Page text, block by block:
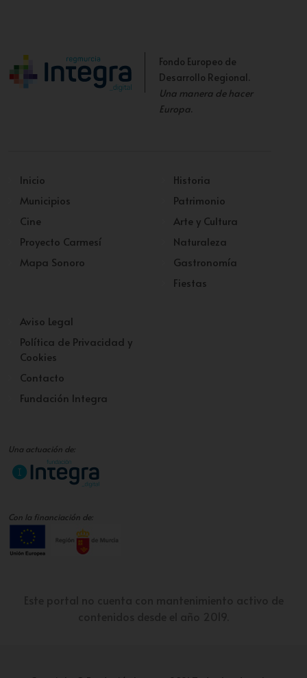
Fondo Europeo de
Desarrollo Regional.
Una manera de hacer
Europa.
Inicio
Municipios
Cine
Proyecto Carmesí
Mapa Sonoro
Historia
Patrimonio
Arte y Cultura
Naturaleza
Gastronomía
Fiestas
Aviso Legal
Política de Privacidad y
Cookies
Contacto
Fundación Integra
Una actuación de:
Con la financiación de: